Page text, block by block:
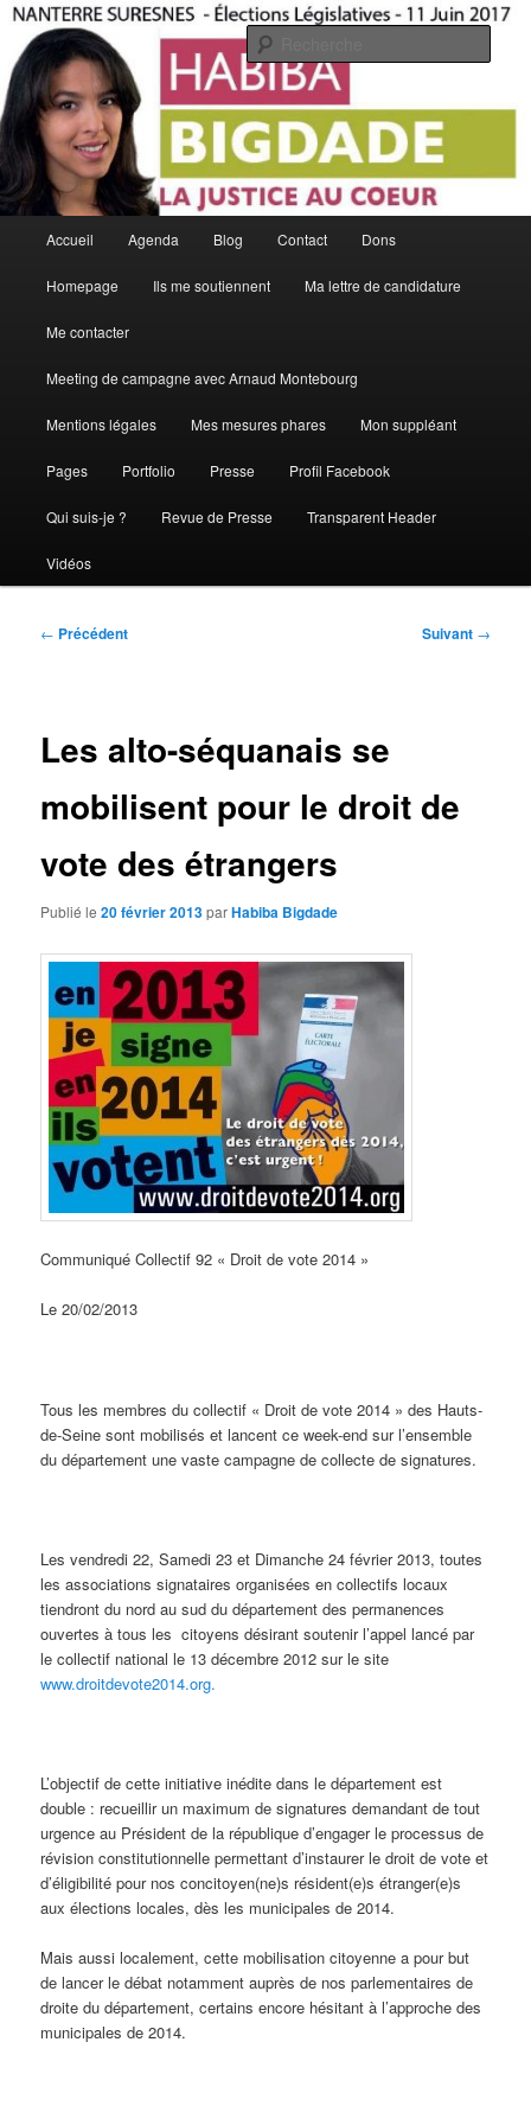
Aller
contenu
principalHabiba Bigdade
La Justice Au Coeur
principal
Accueil Agenda Blog Contact Dons
Homepage Ils me soutiennent Ma lettre de candidature
Me contacter
Meeting de campagne avec Arnaud Montebourg
Mentions légales Mes mesures phares Mon suppléant
Pages Portfolio Presse Profil Facebook
Qui suis-je ? Revue de Presse Transparent Header
Vidéos
Navigation
← Précédent Suivant →
Les alto-séquanais se
mobilisent pour le droit de
vote des étrangers
Publié le20 février 2013parHabiba Bigdade
Communiqué Collectif 92 « Droit de vote 2014 »
Le 20/02/2013
Tous les membres du collectif « Droit de vote 2014 » des Hauts-
de-Seine sont mobilisés et lancent ce week-end sur l’ensemble
du département une vaste campagne de collecte de signatures.
Les vendredi 22, Samedi 23 et Dimanche 24 février 2013, toutes
les associations signataires organisées en collectifs locaux
tiendront du nord au sud du département des permanences
ouvertes à tous les citoyens désirant soutenir l’appel lancé par
le collectif national le 13 décembre 2012 sur le site
www.droitdevote2014.org.
L’objectif de cette initiative inédite dans le département est
double : recueillir un maximum de signatures demandant de tout
urgence au Président de la république d’engager le processus de
révision constitutionnelle permettant d’instaurer le droit de vote et
d’éligibilité pour nos concitoyen(ne)s résident(e)s étranger(e)s
aux élections locales, dès les municipales de 2014.
Mais aussi localement, cette mobilisation citoyenne a pour but
de lancer le débat notamment auprès de nos parlementaires de
droite du département, certains encore hésitant à l’approche des
municipales de 2014.